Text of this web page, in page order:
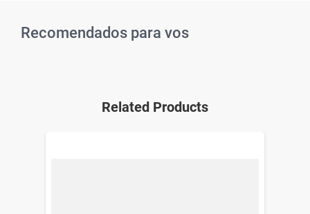
Recomendados para vos
Related Products